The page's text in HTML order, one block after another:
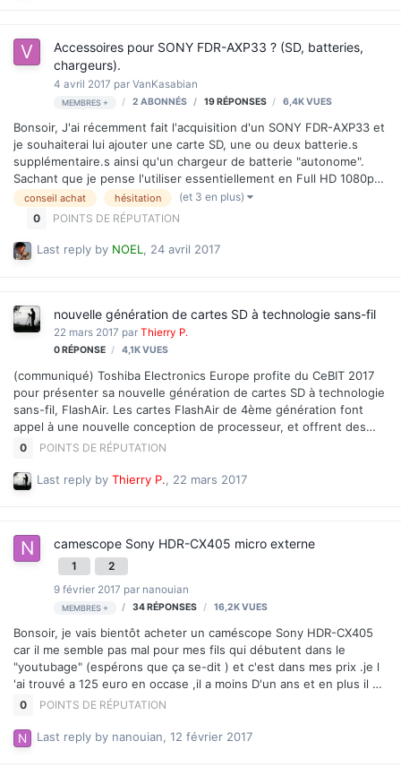
Accessoires pour SONY FDR-AXP33 ? (SD, batteries,
chargeurs).
4 avril 2017 par VanKasabian
MEMBRES + 2 ABONNÉS 19RÉPONSES 6,4KVUES
Bonsoir, J'ai récemment fait l'acquisition d'un SONY FDR-AXP33 et
je souhaiterai lui ajouter une carte SD, une ou deux batterie.s
supplémentaire.s ainsi qu'un chargeur de batterie "autonome".
Sachant que je pense l'utiliser essentiellement en Full HD 1080p
et occasionnellement en 4K (mais ça peut changer hein). Et
sachant également que la caméra va voyager et qu'elle aura
recharger, avec une utilisation normale ou intensive selon les
points de vues. :-) Pour la SD, j'aimerai savoir s'il y a une
Last reply by NOEL , 24 avril 2017
conseil achat hésitation
(et 3 en plus)
0
POINTS DE RÉPUTATION
nouvelle génération de cartes SD à technologie sans-fil
22 mars 2017 par Thierry P.
0RÉPONSE 4,1KVUES
(communiqué) Toshiba Electronics Europe profite du CeBIT 2017
pour présenter sa nouvelle génération de cartes SD à technologie
sans-fil, FlashAir. Les cartes FlashAir de 4ème génération font
appel à une nouvelle conception de processeur, et offrent des
performances sans-fil en progrès, en plus des fonctionnalités de
dotées d’une fonction "Eyefi connected" qui empêche l’appareil-
photo hôte de se mettre hors-tension pendant qu’il est connecté
Last reply by Thierry P., 22 mars 2017
0 POINTS DE RÉPUTATION
camescope Sony HDR-CX405 micro externe
1 2
9 février 2017 par nanouian
MEMBRES + 34RÉPONSES 16,2KVUES
Bonsoir, je vais bientôt acheter un caméscope Sony HDR-CX405
car il me semble pas mal pour mes fils qui débutent dans le
"youtubage" (espérons que ça se-dit ) et c'est dans mes prix .je l
'ai trouvé a 125 euro en occase ,il a moins D'un ans et en plus il y
a ; une télécommande sans fil ( avec éméteur et récepteur en
supplémentaires pour le caméscope . Apparemment je me suis
pas trop trompé ... enfin, sauf sur un truc. Je croyait d’après la
Last reply by nanouian, 12 février 2017
0 POINTS DE RÉPUTATION